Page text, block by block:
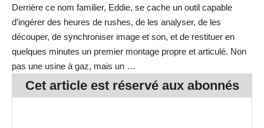
Derrière ce nom familier, Eddie, se cache un outil capable
d’ingérer des heures de rushes, de les analyser, de les
découper, de synchroniser image et son, et de restituer en
quelques minutes un premier montage propre et articulé. Non
pas une usine à gaz, mais un …
Cet article est réservé aux abonnés